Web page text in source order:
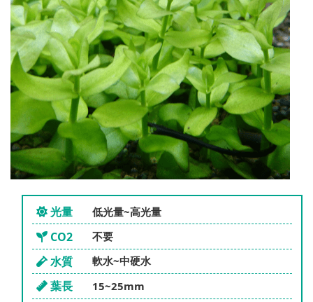
光量 低光量~高光量
CO2 不要
水質 軟水~中硬水
葉長 15~25mm